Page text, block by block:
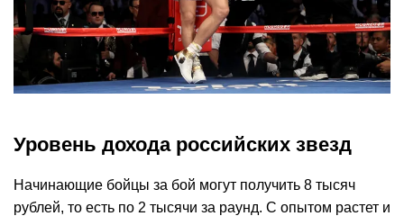
Уровень дохода российских звезд
Начинающие бойцы за бой могут получить 8 тысяч
рублей, то есть по 2 тысячи за раунд. С опытом растет и